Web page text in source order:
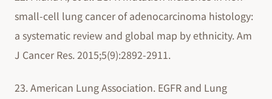
small-cell lung cancer of adenocarcinoma histology:
a systematic review and global map by ethnicity. Am
J Cancer Res. 2015;5(9):2892-2911.
23. American Lung Association. EGFR and Lung